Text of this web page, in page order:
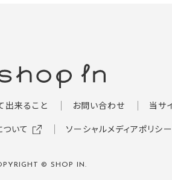
出来ること お問い合わせ
当サ
いて ソーシャルメディアポリシー
© SHOP IN.